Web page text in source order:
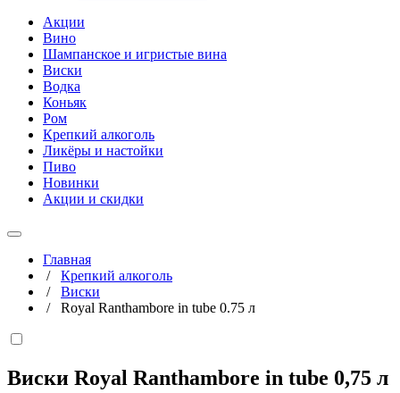
Акции
Вино
Шампанское и игристые вина
Виски
Водка
Коньяк
Ром
Крепкий алкоголь
Ликёры и настойки
Пиво
Новинки
Акции и скидки
Главная
/ Крепкий алкоголь
/ Виски
/ Royal Ranthambore in tube 0.75 л
Виски Royal Ranthambore in tube 0,75 л